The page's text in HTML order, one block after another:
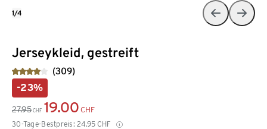
Jerseykleid, gestreift
(309)
-23%
27.95 CHF 19.00 CHF
30-Tage-Bestpreis: 24.95 CHF
1/4